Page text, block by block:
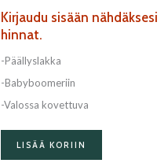
Kirjaudu sisään nähdäksesi
hinnat.
-Päällyslakka
-Babyboomeriin
-Valossa kovettuva
LISÄÄ KORIIN